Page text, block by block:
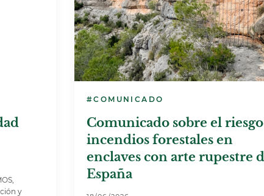
y
#COMUNICADO
Comunicado sobre el
incendios forestales en
enclaves con arte rupestre
España